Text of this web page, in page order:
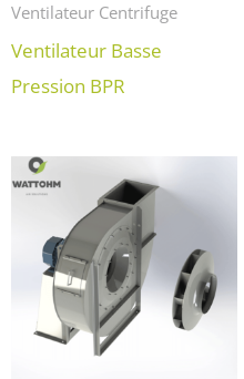
Ventilateur Centrifuge
Ventilateur Basse
Pression BPR